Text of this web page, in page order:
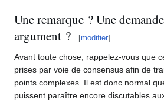
Une remarque ? Une demande
argument ? [modifier]
Avant toute chose, rappelez-vous que
prises par voie de consensus afin de
points complexes. Il est donc normal
puissent paraître encore discutables